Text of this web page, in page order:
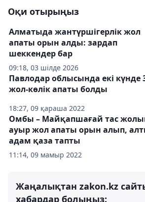
Оқи отырыңыз
09:18, 03 шілде 2026
Алматыда жантүршігерлік жол
апаты орын алды: зардап
шеккендер бар
18:27, 09 қараша 2022
Павлодар облысында екі күнде
жол-көлік апаты болды
11:14, 09 мамыр 2022
Омбы – Майқапшағай тас
ауыр жол апаты орын алып,
адам қаза тапты
Жаңалықтан zakon.kz
хабардар болыңыз: